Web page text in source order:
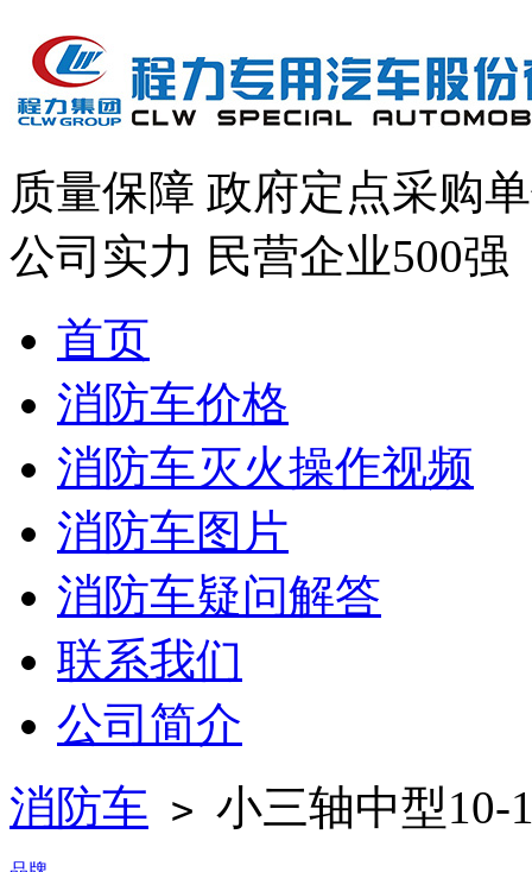
质量保障 政府定点采购
公司实力 民营企业500强
首页
消防车价格
消防车灭火操作视频
消防车图片
消防车疑问解答
联系我们
公司简介
消防车 > 小三轴中型10-